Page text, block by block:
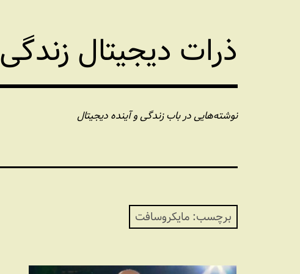
ذرات دیجیتال زندگی
نوشته‌هایی در باب زندگی و آینده دیجیتال
برچسب:مایکروسافت